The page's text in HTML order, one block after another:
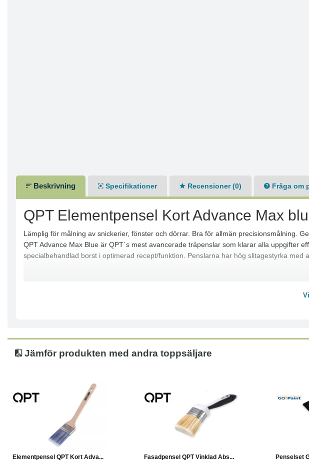
Beskrivning Specifikationer Recensioner (0) Fråga om
QPT Elementpensel Kort Advance Max
Lämplig för målning av snickerier, fönster och dörrar. Bra för allmän precisionsmålning.
QPT Advance Max Blue är QPT´s mest avancerade träpenslar som klarar alla uppgifter
specialbehandlad borst i optimerad recept/funktion. Penslarna har hög slitagestyrka med
Jämför produkten med andra toppsäljare
Elementpensel QPT Kort Adva...
Läs mer
Fasadpensel QPT Vinklad Abs...
Läs mer
Penselset